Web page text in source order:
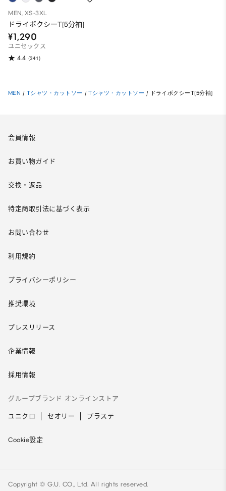
MEN, XS-3XL
ドライボクシーT(5分袖)
¥1,290
ユニセックス
4.4 (341)
MEN / Tシャツ・カットソー / Tシャツ・カットソー / ドライボクシーT(5分袖)
会員情報
お買い物ガイド
交換・返品
特定商取引法に基づく表示
お問い合わせ
利用規約
プライバシーポリシー
推奨環境
プレスリリース
企業情報
採用情報
グループブランド オンラインストア
ユニクロ セオリー プラステ
Cookie設定
Copyright © G.U. CO., Ltd. All rights reserved.